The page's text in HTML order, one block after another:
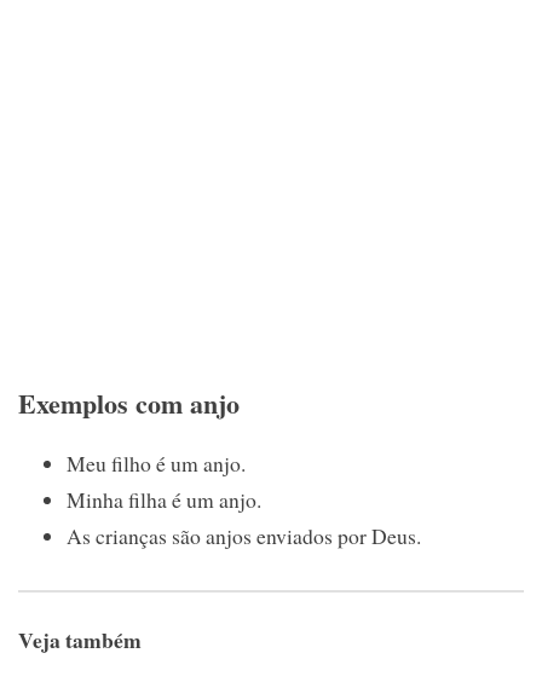
Exemplos com anjo
Meu filho é um anjo.
Minha filha é um anjo.
As crianças são anjos enviados por Deus.
Veja também